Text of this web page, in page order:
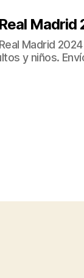
Madrid
Madrid
y niños.